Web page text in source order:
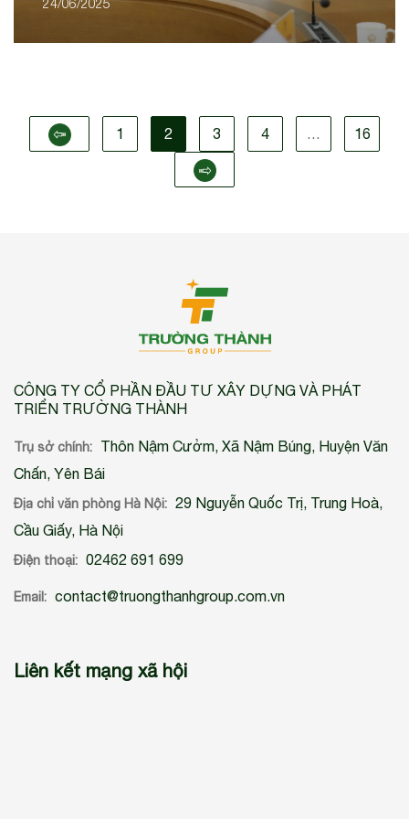
24/06/2025
1 2 3 4 … 16
CÔNG TY CỔ PHẦN ĐẦU TƯ XÂY DỰNG VÀ PHÁT
TRIỂN TRƯỜNG THÀNH
Trụ sở chính:
Thôn Nậm Cưởm, Xã Nậm Búng, Huyện Văn
Chấn, Yên Bái
Địa chỉ văn phòng Hà Nội: 29 Nguyễn Quốc Trị, Trung Hoà,
Cầu Giấy, Hà Nội
Điện thoại: 02462 691 699
Email: contact@truongthanhgroup.com.vn
Liên kết mạng xã hội